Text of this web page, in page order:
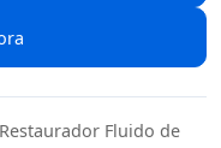
Fluido de